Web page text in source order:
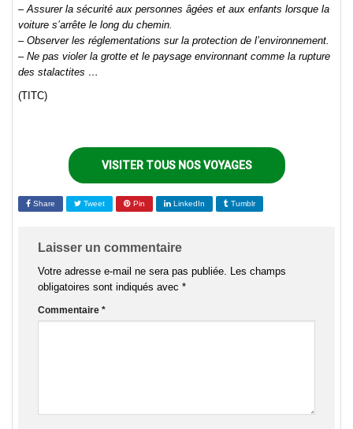
– Assurer la sécurité aux personnes âgées et aux enfants lorsque la
voiture s’arrête le long du chemin.
– Observer les réglementations sur la protection de l’environnement.
– Ne pas violer la grotte et le paysage environnant comme la rupture
des stalactites …
(TITC)
VISITER TOUS NOS VOYAGES
Share Tweet Pin LinkedIn Tumblr
Laisser un commentaire
Votre adresse e-mail ne sera pas publiée. Les champs
obligatoires sont indiqués avec *
Commentaire *